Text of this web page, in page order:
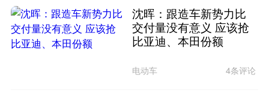
沈晖：跟造车新势力比
交付量没有意义 应该抢
比亚迪、本田份额
电动车 4条评论